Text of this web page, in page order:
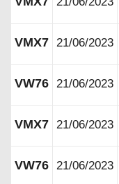
21/06/2023
VMX7
21/06/2023
VW76
21/06/2023
VMX7
21/06/2023
VW76